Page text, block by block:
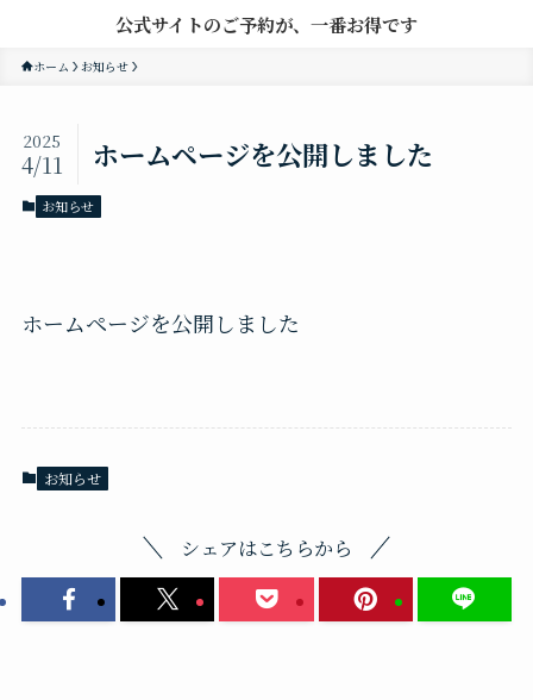
公式サイトのご予約が、一番お得です
ホーム お知らせ
ホームページを公開しました
2025
4/11
お知らせ
ホームページを公開しました
お知らせ
シェアはこちらから